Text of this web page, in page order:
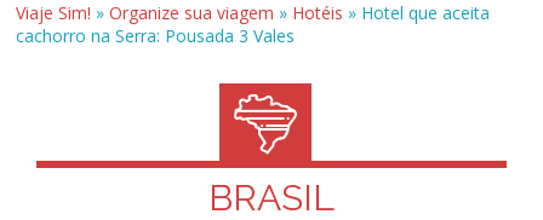
Viaje Sim! »Organize sua viagem » Hotéis » Hotel que aceita
cachorro na Serra: Pousada 3 Vales
BRASIL